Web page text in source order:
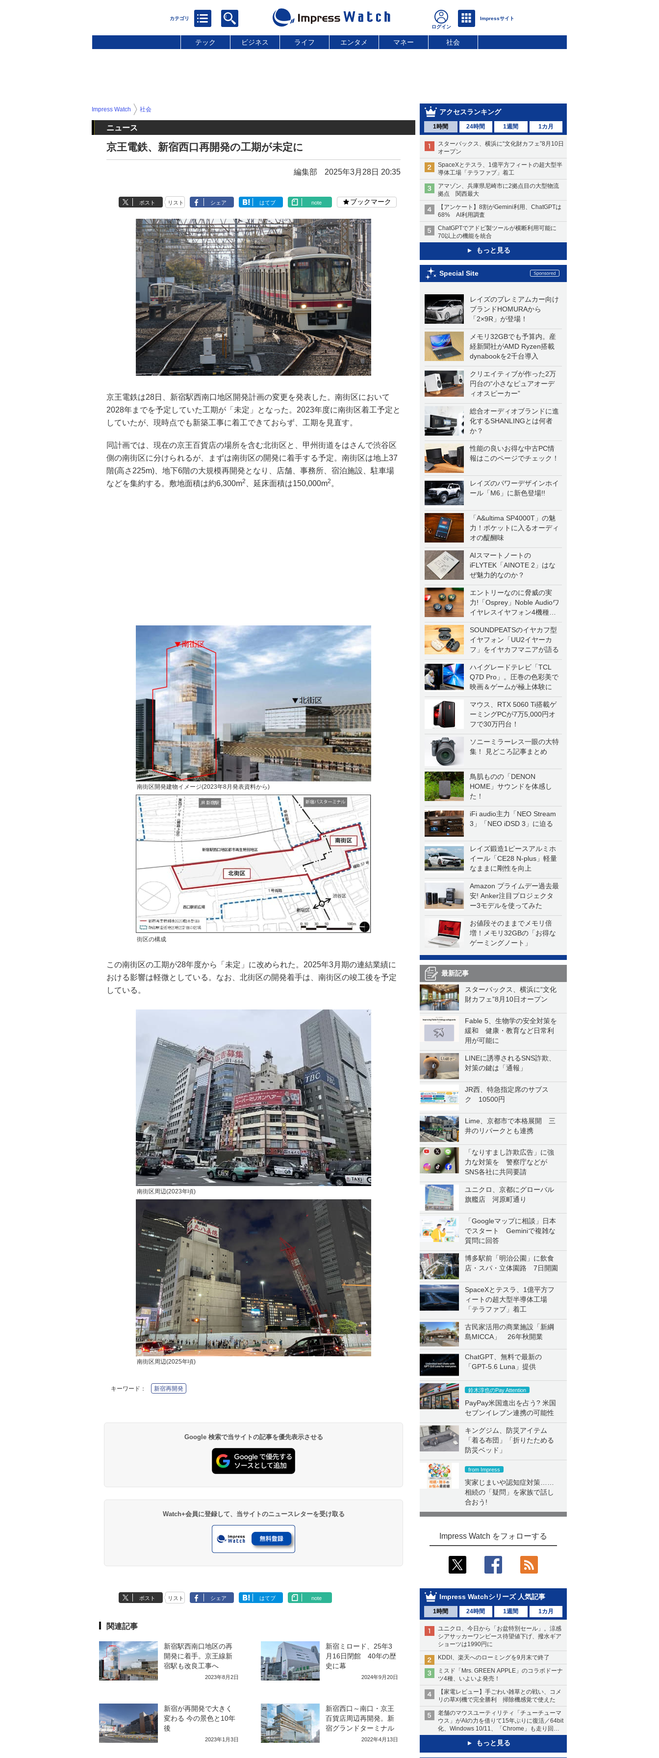
テック ビジネス ライフ エンタメ マネー 社会
アクセスランキング
1時間 24時間 1週間 1カ月
スターバックス、横浜に“文化財カフェ”8月10日
オープン
SpaceXとテスラ、1億平方フィートの超大型半
導体工場「テラファブ」着工
アマゾン、兵庫県尼崎市に2拠点目の大型物流
拠点 関西最大
【アンケート】8割がGemini利用、ChatGPTは
68% AI利用調査
ChatGPTでアドビ製ツールが横断利用可能に
70以上の機能を統合
もっと見る
Special Site
レイズのプレミアムカー向け
ブランドHOMURAから
「2×9R」が登場！
メモリ32GBでも予算内。産
経新聞社がAMD Ryzen搭載
dynabookを2千台導入
クリエイティブが作った2万
円台の“小さなピュアオーデ
ィオスピーカー”
総合オーディオブランドに進
化するSHANLINGとは何者
か？
性能の良いお得な中古PC情
報はこのページでチェック！
レイズのパワーデザインホイ
ール「M6」に新色登場!!
「A&ultima SP4000T」の魅
力！ポケットに入るオーディ
オの醍醐味
AIスマートノートの
iFLYTEK「AINOTE 2」はな
ぜ魅力的なのか？
エントリーなのに脅威の実
力!「Osprey」Noble Audioワ
イヤレスイヤフォン4機種を
一気に聴く
SOUNDPEATSのイヤカフ型
イヤフォン「UU2イヤーカ
フ」をイヤカフマニアが語る
ハイグレードテレビ「TCL
Q7D Pro」。圧巻の色彩美で
映画＆ゲームが極上体験に
マウス、RTX 5060 Ti搭載ゲ
ーミングPCが7万5,000円オ
フで30万円台！
ソニーミラーレス一眼の大特
集！ 見どころ記事まとめ
鳥肌ものの「DENON
HOME」サウンドを体感し
た！
iFi audio主力「NEO Stream
3」「NEO iDSD 3」に迫る
レイズ鍛造1ピースアルミホ
イール「CE28 N-plus」軽量
なままに剛性を向上
Amazon プライムデー過去最
安! Anker注目プロジェクタ
ー3モデルを使ってみた
お値段そのままでメモリ倍
増！メモリ32GBの「お得な
ゲーミングノート」
最新記事
スターバックス、横浜に“文化
財カフェ”8月10日オープン
Fable 5、生物学の安全対策を
緩和 健康・教育など日常利
用が可能に
LINEに誘導されるSNS詐欺、
対策の鍵は「通報」
JR西、特急指定席のサブス
ク 10500円
Lime、京都市で本格展開 三
井のリパークとも連携
「なりすまし詐欺広告」に強
力な対策を 警察庁などが
SNS各社に共同要請
ユニクロ、京都にグローバル
旗艦店 河原町通り
「Googleマップに相談」日本
でスタート Geminiで複雑な
質問に回答
博多駅前「明治公園」に飲食
店・スパ・立体園路 7日開園
SpaceXとテスラ、1億平方フ
ィートの超大型半導体工場
「テラファブ」着工
古民家活用の商業施設「新綱
島MICCA」 26年秋開業
ChatGPT、無料で最新の
「GPT-5.6 Luna」提供
鈴木淳也のPay Attention
PayPay米国進出を占う? 米国
セブンイレブン連携の可能性
キングジム、防災アイテム
「着る布団」「折りたためる
防災ベッド」
from Impress
実家じまいや認知症対策……
相続の「疑問」を家族で話し
合おう!
Impress Watch をフォローする
Impress Watchシリーズ 人気記事
1時間 24時間 1週間 1カ月
ユニクロ、今日から「お盆特別セール」。涼感
シアサッカーワンピース待望値下げ、撥水ギア
ショーツは1990円に
KDDI、楽天へのローミングを9月末で終了
ミスド「Mrs. GREEN APPLE」のコラボドーナ
ツ4種、いよいよ発売！
【家電レビュー】手ごわい雑草との戦い、コメ
リの草刈機で完全勝利 掃除機感覚で使えた
老舗のマウスユーティリティ「チューチューマ
ウス」がAIの力を借りて15年ぶりに復活／64bit
化、Windows 10/11、「Chrome」も走り回
る。復活記念で2026年末まで500円
もっと見る
Impress Watch 社会
ニュース
京王電鉄、新宿西口再開発の工期が未定に
編集部 2025年3月28日 20:35
ポスト リスト シェア はてブ note ブックマーク
京王電鉄は28日、新宿駅西南口地区開発計画の変更を発表した。南街区において
2028年までを予定していた工期が「未定」となった。2023年度に南街区着工予定と
していたが、現時点でも新築工事に着工できておらず、工期を見直す。
同計画では、現在の京王百貨店の場所を含む北街区と、甲州街道をはさんで渋谷区
側の南街区に分けられるが、まずは南街区の開発に着手する予定。南街区は地上37
階(高さ225m)、地下6階の大規模再開発となり、店舗、事務所、宿泊施設、駐車場
などを集約する。敷地面積は約6,300m2 、延床面積は150,000m2 。
南街区開発建物イメージ(2023年8月発表資料から)
街区の構成
この南街区の工期が28年度から「未定」に改められた。2025年3月期の連結業績に
おける影響は軽微としている。なお、北街区の開発着手は、南街区の竣工後を予定
している。
南街区周辺(2023年頃)
南街区周辺(2025年頃)
キーワード： 新宿再開発
Google 検索で当サイトの記事を優先表示させる
Watch+会員に登録して、当サイトのニュースレターを受け取る
ポスト リスト シェア はてブ note
関連記事
新宿駅西南口地区の再
開発に着手。京王線新
宿駅も改良工事へ
2023年8月2日
新宿ミロード、25年3
月16日閉館 40年の歴
史に幕
2024年9月20日
新宿が再開発で大きく
変わる 今の景色と10年
後
2023年1月3日
新宿西口～南口・京王
百貨店周辺再開発。新
宿グランドターミナル
2022年4月13日